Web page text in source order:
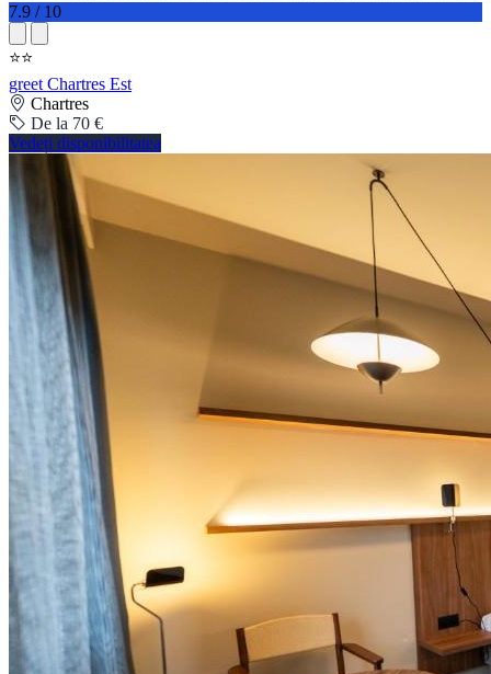
7.9 / 10
⭐⭐
greet Chartres Est
Chartres
De la 70 €
Vedeți disponibilitatea